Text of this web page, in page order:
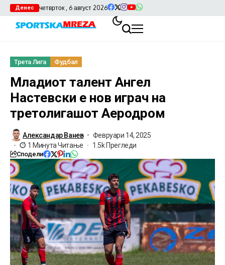
Денес четврток , 6 август 2026
Трета Лига Фудбал
Младиот талент Ангел
Настевски е нов играч на
третолигашот Аеродром
Александар Ванев
Февруари 14, 2025
1 Минута Читање
1.5k Прегледи
Сподели